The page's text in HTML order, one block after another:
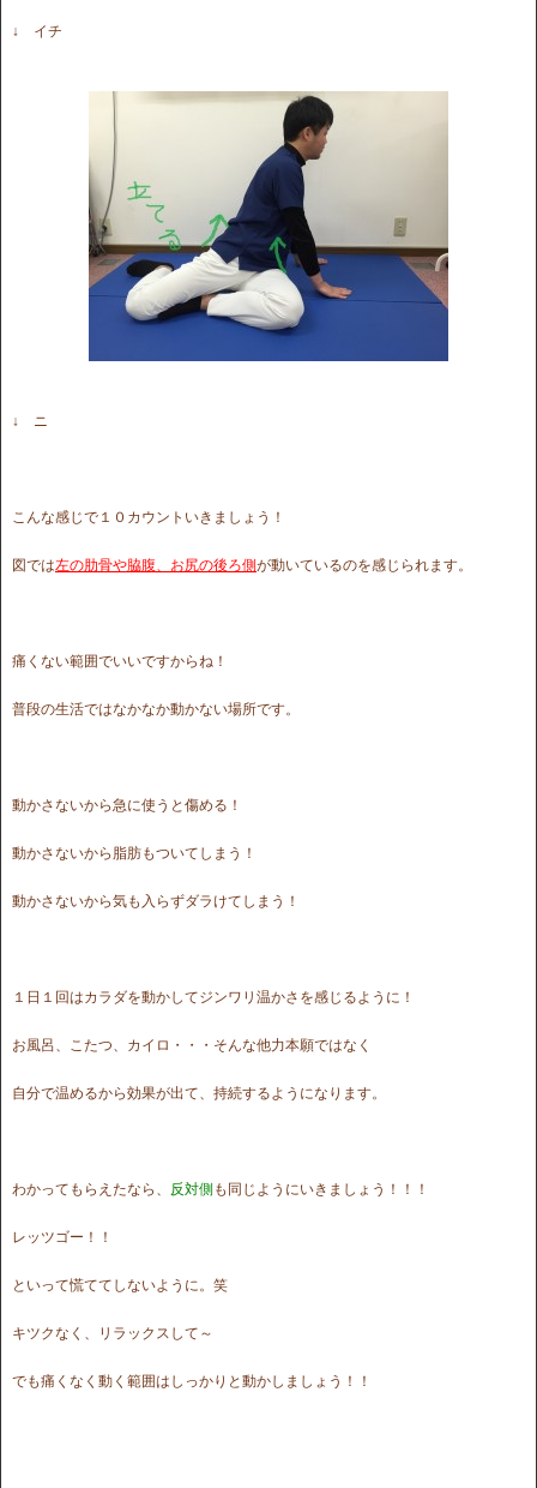
↓ イチ
↓ ニ
こんな感じで１０カウントいきましょう！
図では左の肋骨や脇腹、お尻の後ろ側が動いているのを感じられます。
痛くない範囲でいいですからね！
普段の生活ではなかなか動かない場所です。
動かさないから急に使うと傷める！
動かさないから脂肪もついてしまう！
動かさないから気も入らずダラけてしまう！
１日１回はカラダを動かしてジンワリ温かさを感じるように！
お風呂、こたつ、カイロ・・・そんな他力本願ではなく
自分で温めるから効果が出て、持続するようになります。
わかってもらえたなら、 反対側 も同じようにいきましょう！！！
レッツゴー！！
といって慌ててしないように。笑
キツクなく、リラックスして～
でも痛くなく動く範囲はしっかりと動かしましょう！！